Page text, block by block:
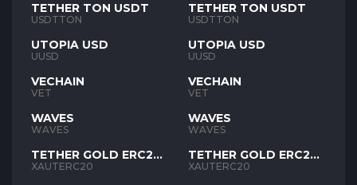
TETHER TON USDT
USDTTON
UTOPIA USD
UUSD
VECHAIN
VET
WAVES
WAVES
TETHER GOLD ERC20
XAUT
XAUTERC20
TETHER TON USDT
USDTTON
UTOPIA USD
UUSD
VECHAIN
VET
WAVES
WAVES
TETHER GOLD ERC20
XAUT
XAUTERC20